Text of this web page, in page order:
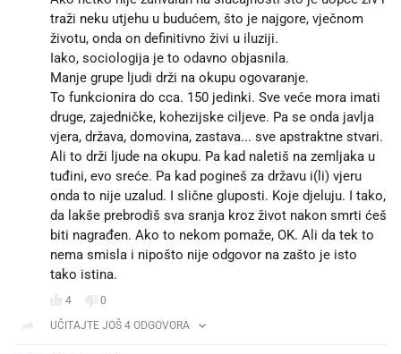
traži neku utjehu u budućem, što je najgore, vječnom
životu, onda on definitivno živi u iluziji.
Iako, sociologija je to odavno objasnila.
Manje grupe ljudi drži na okupu ogovaranje.
To funkcionira do cca. 150 jedinki. Sve veće mora imati
druge, zajedničke, kohezijske ciljeve. Pa se onda javlja
vjera, država, domovina, zastava... sve apstraktne stvari.
Ali to drži ljude na okupu. Pa kad naletiš na zemljaka u
tuđini, evo sreće. Pa kad pogineš za državu i(li) vjeru
onda to nije uzalud. I slične gluposti. Koje djeluju. I tako,
da lakše prebrodiš sva sranja kroz život nakon smrti ćeš
biti nagrađen. Ako to nekom pomaže, OK. Ali da tek to
nema smisla i nipošto nije odgovor na zašto je isto
tako istina.
4
0
UČITAJTE JOŠ 4 ODGOVORA